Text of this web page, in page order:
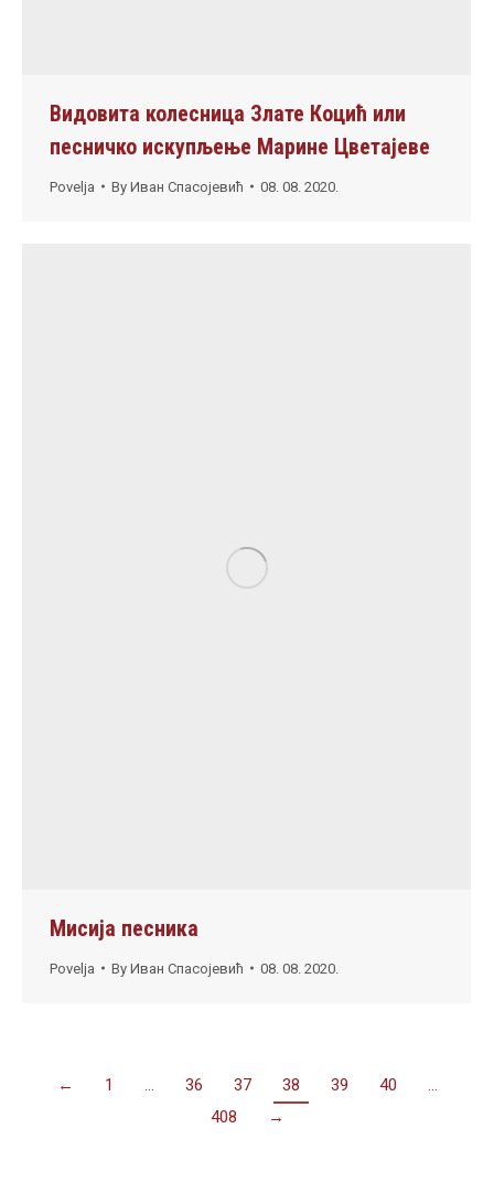
Видовита колесница Злате Коцић или
песничко искупљење Марине Цветајеве
Povelja By Иван Спасојевић 08. 08. 2020.
Мисија песника
Povelja By Иван Спасојевић 08. 08. 2020.
← 1 36 37 38 39 40
408
→